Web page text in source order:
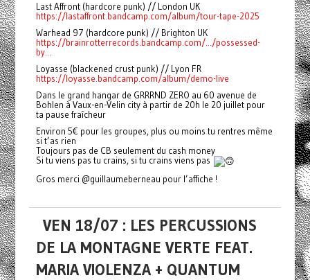
Last Affront (hardcore punk) // London UK
https://lastaffront.bandcamp.com/album/tour-tape-2025
Warhead 97 (hardcore punk) // Brighton UK
https://brainrotterrecords.bandcamp.com/.../possessed-
by...
Loyasse (blackened crust punk) // Lyon FR
https://loyasse.bandcamp.com/album/demo-live
Dans le grand hangar de GRRRND ZERO au 60 avenue de
Bohlen à Vaux-en-Velin city à partir de 20h le 20 juillet pour
ta pause fraîcheur
Environ 5€ pour les groupes, plus ou moins tu rentres même
si t’as rien
Toujours pas de CB seulement du cash money
Si tu viens pas tu crains, si tu crains viens pas
Gros merci @guillaumeberneau pour l’affiche !
VEN 18/07 : LES PERCUSSIONS
DE LA MONTAGNE VERTE FEAT.
MARIA VIOLENZA + QUANTUM